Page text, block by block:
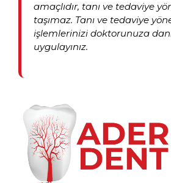
amaçlıdır, tanı ve tedaviye
taşımaz. Tanı ve tedaviye
işlemlerinizi doktorunuza
uygulayınız.